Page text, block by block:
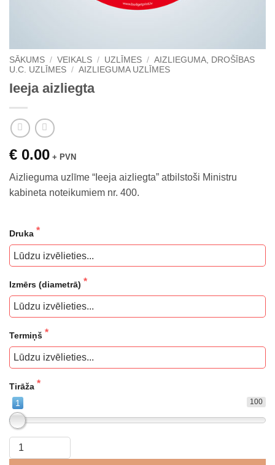
SĀKUMS / VEIKALS / UZLĪMES / AIZLIEGUMA, DROŠĪBAS
U.C. UZLĪMES / AIZLIEGUMA UZLĪMES
Ieeja aizliegta
€ 0.00 + PVN
Aizlieguma uzlīme “Ieeja aizliegta” atbilstoši Ministru
kabineta noteikumiem nr. 400.
Druka
Izmērs (diametrā)
Termiņš
Tirāža
100
1